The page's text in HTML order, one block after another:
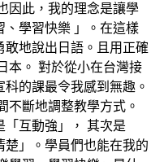
因此，我的理念是讓學
、學習快樂 」。在這樣
敢地說出日語。且用正確
本。 對於從小在台灣接
的課最令我感到無趣。
不斷地調整教學方式。
「互動強」， 其次是
楚」。學員們也能在我的